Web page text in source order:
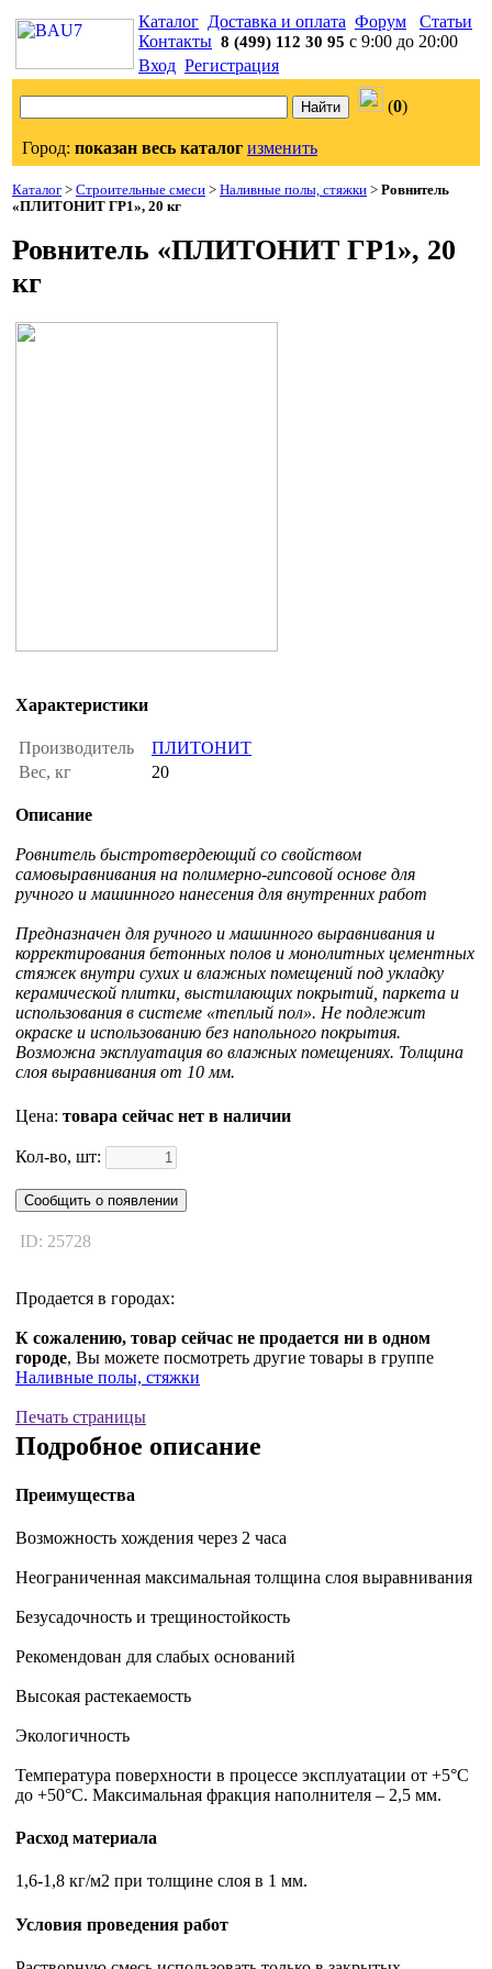
Каталог Доставка и оплата Форум
Статьи
Контакты 8 (499) 112 30 95 с 9:00 до 20:00
Вход Регистрация
(0)
Город: показан весь каталог изменить
Каталог > Строительные смеси > Наливные полы, стяжки > Ровнитель
«ПЛИТОНИТ ГР1», 20 кг
Ровнитель «ПЛИТОНИТ ГР1», 20
кг
Характеристики
Производитель
ПЛИТОНИТ
Вес, кг
20
Описание
Ровнитель быстротвердеющий со свойством
самовыравнивания на полимерно-гипсовой основе для
ручного и машинного нанесения для внутренних работ
Предназначен для ручного и машинного выравнивания и
корректирования бетонных полов и монолитных цементных
стяжек внутри сухих и влажных помещений под укладку
керамической плитки, выстилающих покрытий, паркета и
использования в системе «теплый пол». Не подлежит
окраске и использованию без напольного покрытия.
Возможна эксплуатация во влажных помещениях. Толщина
слоя выравнивания от 10 мм.
Цена: товара сейчас нет в наличии
Кол-во, шт:
Сообщить о появлении
ID: 25728
Продается в городах:
К сожалению, товар сейчас не продается ни в одном
городе, Вы можете посмотреть другие товары в группе
Наливные полы, стяжки
Печать страницы
Подробное описание
Преимущества
Возможность хождения через 2 часа
Неограниченная максимальная толщина слоя выравнивания
Безусадочность и трещиностойкость
Рекомендован для слабых оснований
Высокая растекаемость
Экологичность
Температура поверхности в процессе эксплуатации от +5°С
до +50°С. Максимальная фракция наполнителя – 2,5 мм.
Расход материала
1,6-1,8 кг/м2 при толщине слоя в 1 мм.
Условия проведения работ